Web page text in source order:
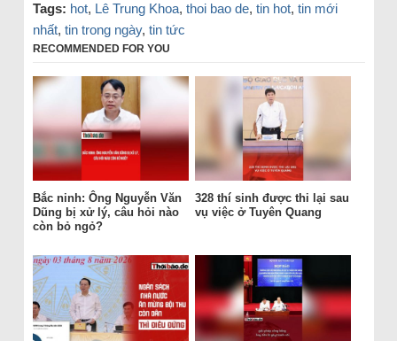
Tags: hot, Lê Trung Khoa, thoi bao de, tin hot, tin mới
nhất, tin trong ngày, tin tức
RECOMMENDED FOR YOU
Bắc ninh: Ông Nguyễn Văn
Dũng bị xử lý, câu hỏi nào
còn bỏ ngỏ?
328 thí sinh được thi lại sau
vụ việc ở Tuyên Quang